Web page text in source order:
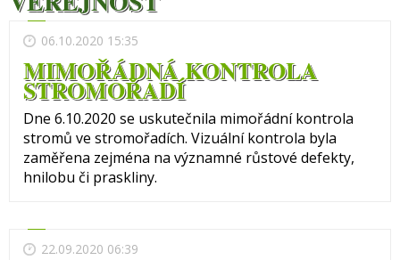
06.10.2020 15:35
MIMOŘÁDNÁ KONTROLA
STROMOŘADÍ
Dne 6.10.2020 se uskutečnila mimořádní kontrola
stromů ve stromořadích. Vizuální kontrola byla
zaměřena zejména na významné růstové defekty,
hnilobu či praskliny.
22.09.2020 06:39